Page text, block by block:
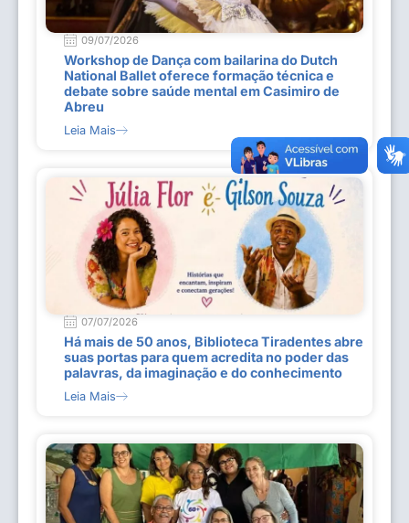
09/07/2026
Workshop de Dança com bailarina do Dutch
National Ballet oferece formação técnica e
debate sobre saúde mental em Casimiro de
Abreu
Leia Mais
07/07/2026
Há mais de 50 anos, Biblioteca Tiradentes abre
suas portas para quem acredita no poder das
palavras, da imaginação e do conhecimento
Leia Mais